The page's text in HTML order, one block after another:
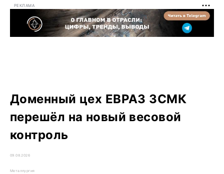
РЕКЛАМА
Доменный цех ЕВРАЗ ЗСМК
перешёл на новый весовой
контроль
09.08.2026
Металлургия